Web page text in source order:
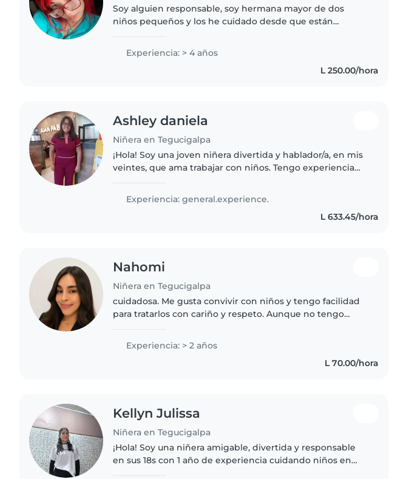
Soy alguien responsable, soy hermana mayor de dos
niños pequeños y los he cuidado desde que están
entender a los niños y hacerlos..
Experiencia: > 4 años
L 250.00/hora
Ashley daniela
Niñera en Tegucigalpa
¡Hola! Soy una joven niñera divertida y hablador/a, en mis
veintes, que ama trabajar con niños. Tengo experiencia
encanta leerles,..
Experiencia: general.experience.
L 633.45/hora
Nahomi
Niñera en Tegucigalpa
cuidadosa. Me gusta convivir con niños y tengo facilidad
para tratarlos con cariño y respeto. Aunque no tengo
o conocidos,..
Experiencia: > 2 años
L 70.00/hora
Kellyn Julissa
Niñera en Tegucigalpa
¡Hola! Soy una niñera amigable, divertida y responsable
en sus 18s con 1 año de experiencia cuidando niños en